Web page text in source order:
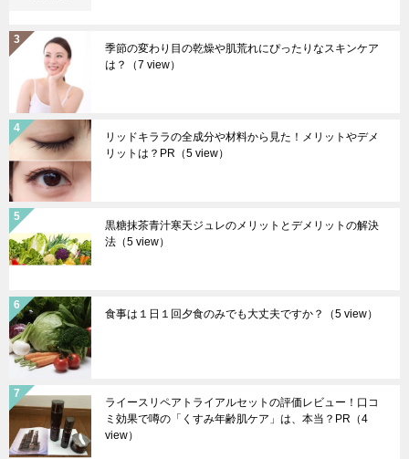
季節の変わり目の乾燥や肌荒れにぴったりなスキンケア
は？
（7 view）
リッドキララの全成分や材料から見た！メリットやデメ
リットは？PR （5 view）
黒糖抹茶青汁寒天ジュレのメリットとデメリットの解決
法 （5 view）
食事は１日１回夕食のみでも大丈夫ですか？ （5 view）
ライースリペアトライアルセットの評価レビュー！口コ
ミ効果で噂の「くすみ年齢肌ケア」は、本当？PR （4
view）